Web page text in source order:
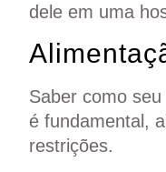
dele em uma
Saber como
é fundamental,
restrições.